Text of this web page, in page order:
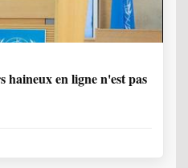
haineux en ligne n'est pas